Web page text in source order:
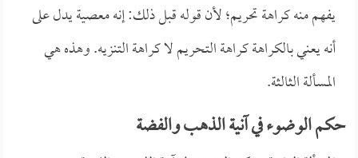
يفهم منه كراهة تحريم؛ لأن قوله قبل ذلك: إنه معصية يدل على
أنه يعني بالكراهة كراهة التحريم لا كراهة التنزيه. وهذه هي
المسألة الثالثة.
حكم الوضوء في آنية الذهب والفضة